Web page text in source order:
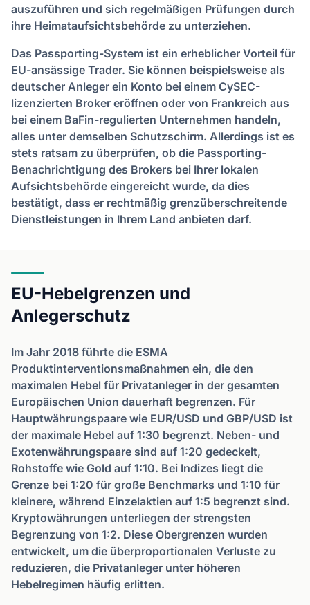
auszuführen und sich regelmäßigen Prüfungen durch
ihre Heimataufsichtsbehörde zu unterziehen.
Das Passporting-System ist ein erheblicher Vorteil für
EU-ansässige Trader. Sie können beispielsweise als
deutscher Anleger ein Konto bei einem CySEC-
lizenzierten Broker eröffnen oder von Frankreich aus
bei einem BaFin-regulierten Unternehmen handeln,
alles unter demselben Schutzschirm. Allerdings ist es
stets ratsam zu überprüfen, ob die Passporting-
Benachrichtigung des Brokers bei Ihrer lokalen
Aufsichtsbehörde eingereicht wurde, da dies
bestätigt, dass er rechtmäßig grenzüberschreitende
Dienstleistungen in Ihrem Land anbieten darf.
EU-Hebelgrenzen und
Anlegerschutz
Im Jahr 2018 führte die ESMA
Produktinterventionsmaßnahmen ein, die den
maximalen Hebel für Privatanleger in der gesamten
Europäischen Union dauerhaft begrenzen. Für
Hauptwährungspaare wie EUR/USD und GBP/USD ist
der maximale Hebel auf 1:30 begrenzt. Neben- und
Exotenwährungspaare sind auf 1:20 gedeckelt,
Rohstoffe wie Gold auf 1:10. Bei Indizes liegt die
Grenze bei 1:20 für große Benchmarks und 1:10 für
kleinere, während Einzelaktien auf 1:5 begrenzt sind.
Kryptowährungen unterliegen der strengsten
Begrenzung von 1:2. Diese Obergrenzen wurden
entwickelt, um die überproportionalen Verluste zu
reduzieren, die Privatanleger unter höheren
Hebelregimen häufig erlitten.